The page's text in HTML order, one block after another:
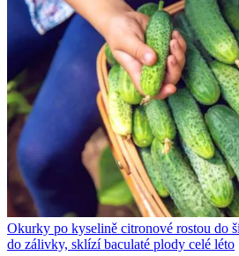
Okurky po kyselině citronové rostou do
do zálivky, sklízí baculaté plody celé léto